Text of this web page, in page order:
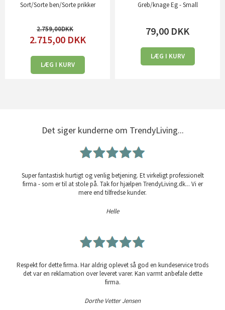
Sort/Sorte ben/Sorte prikker
2.759,00
2.715,00 DKK
LÆG I KURV
Greb/knage Eg - Small
79,00 DKK
LÆG I KURV
Det siger kunderne om TrendyLiving...
Super fantastisk hurtigt og venlig betjening. Et virkeligt professionelt
firma - som er til at stole på. Tak for hjælpen TrendyLiving.dk... Vi er
mere end tilfredse kunder.
Helle
Respekt for dette firma. Har aldrig oplevet så god en kundeservice trods
det var en reklamation over leveret varer. Kan varmt anbefale dette
firma.
Dorthe Vetter Jensen